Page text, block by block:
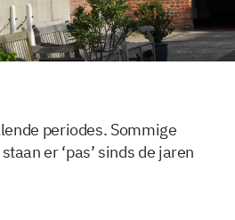
periodes. Sommige
er ‘pas’ sinds de jaren